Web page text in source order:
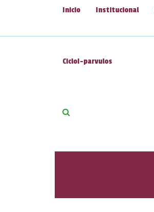
Inicio Institucional
CicloI-parvulos